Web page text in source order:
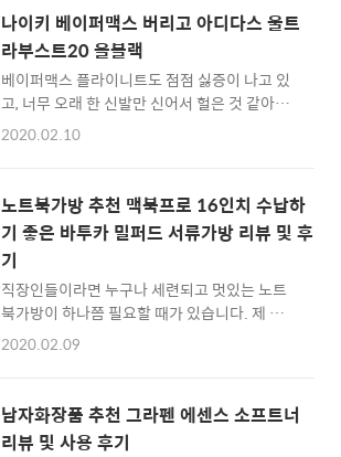
는 것 같다고 할까요? ^^ 가상으로 세계일주 여
행을 하는 기분입니다. 듀..
에 아디다스에서 울트라부스트21이 나왔다고
하여 신제품을 신어보기 위해 아디다스 매장을
들러봤습니다. 일단 외관 디자인은 울트라부스
트20 모델보다 조금 더 날렵한 느낌으로 라인을
살렸고, 앞부분은 조금 타이트하게 나온 것 같습
니다. 보도자료에 의하면 앞꿈치 부분의 안정감
확실이 울트라부스트20 처럼 발 앞쪽을 편안하
게 잡아주기 보다는, 꽉 잡아주는 느낌이 강해진
것 같습니다. 비교해보면...
나이키 베이퍼맥스 버리고 아디다스 울트
라부스트20 올블랙
베이퍼맥스 플라이니트도 점점 싫증이 나고 있
고, 너무 오래 한 신발만 신어서 헐은 것 같아
2020년에는 어떤 운동화를 신어야 하나 고민하
시된 것을 보고, 매장에서 가서 여러번 신어보고
결정하게 되었습니다. 간단하게 후기를 작성해
봅니다. 저는 항상 그렇듯... 올블랙, 올검으로
선택했습니다. 인터넷으로 주문했구요. 일단 사
이즈는 270입니다. 나이키 베이퍼맥스 플라이
니트는 270도 맞는 편이지만 발볼이 조금 넓어
서인지 275를 신었는데, 아디다스 울트라부스
트20은 270이 아주 딱 맞네요. 밑바닥(?)이 매
것이 들어있어요 ^^ 신축성이 매우 뛰어나기
때..
2020.02.10
노트북가방 추천 맥북프로 16인치 수납하
기 좋은 바투카 밀퍼드 서류가방 리뷰 및 후
기
직장인들이라면 누구나 세련되고 멋있는 노트
북가방이 하나쯤 필요할 때가 있습니다. 제 경우
에는 최근에 맥북프로 16인치 모델을 구입하게
상 추천해주고 있는 노트북 파우치형 서류가방
은 바투카(Vatuka)의 제품입니다. 튼튼한 내구
성과 실용적인 디자인, 그리고 정장이나 캐주얼
2020.02.09
남자화장품 추천 그라펜 에센스 소프트너
리뷰 및 사용 후기